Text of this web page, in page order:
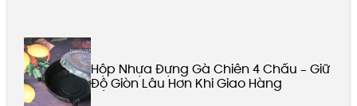
Hộp Nhựa Đựng Gà Chiên 4 Chấu – Giữ
Độ Giòn Lâu Hơn Khi Giao Hàng